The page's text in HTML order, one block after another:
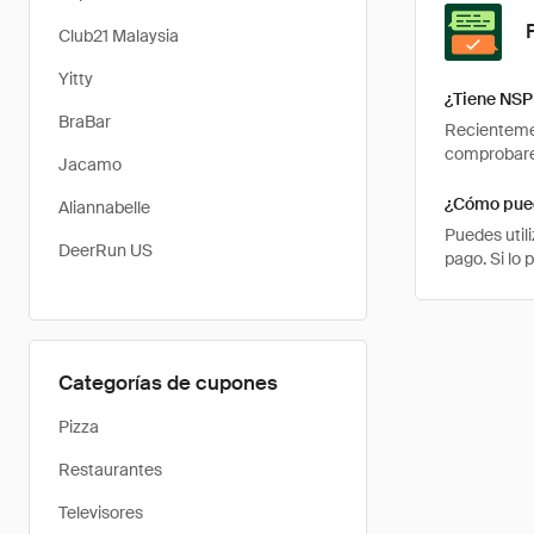
Club21 Malaysia
Yitty
BraBar
Jacamo
Aliannabelle
DeerRun US
Categorías de cupones
Pizza
Restaurantes
Televisores
¿Tiene
¿Cómo
Puedes
pago. Si lo